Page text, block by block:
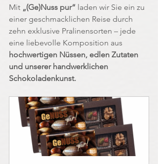
Mit „(Ge)Nuss pur“ laden wir Sie ein zu
einer geschmacklichen Reise durch
zehn exklusive Pralinensorten – jede
eine liebevolle Komposition aus
hochwertigen Nüssen, edlen Zutaten
und unserer handwerklichen
Schokoladenkunst.